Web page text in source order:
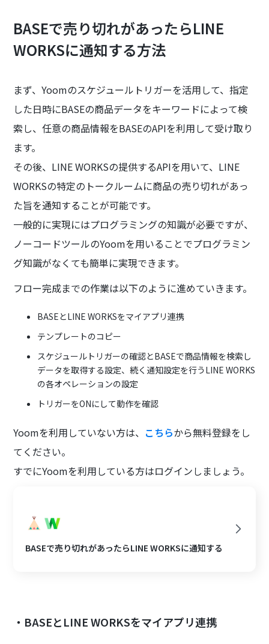
BASEで売り切れがあったらLINE
WORKSに通知する方法
まず、Yoomのスケジュールトリガーを活用して、指定
した日時にBASEの商品データをキーワードによって検
索し、任意の商品情報をBASEのAPIを利用して受け取り
ます。
その後、LINE WORKSの提供するAPIを用いて、LINE
WORKSの特定のトークルームに商品の売り切れがあっ
た旨を通知することが可能です。
一般的に実現にはプログラミングの知識が必要ですが、
ノーコードツールのYoomを用いることでプログラミン
グ知識がなくても簡単に実現できます。
フロー完成までの作業は以下のように進めていきます。
BASEとLINE WORKSをマイアプリ連携
テンプレートのコピー
スケジュールトリガーの確認とBASEで商品情報を検索し
データを取得する設定、続く通知設定を行うLINE WORKS
の各オペレーションの設定
トリガーをONにして動作を確認
Yoomを利用していない方は、 こちらから無料登録をし
てください。
すでにYoomを利用している方はログインしましょう。
BASEで売り切れがあったらLINE WORKSに通知する
・BASEとLINE WORKSをマイアプリ連携